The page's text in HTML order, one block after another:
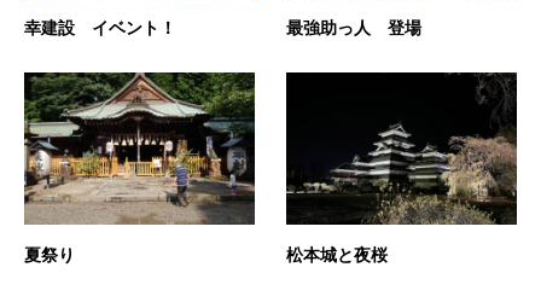
幸建設 イベント！ 最強助っ人 登場
夏祭り 松本城と夜桜